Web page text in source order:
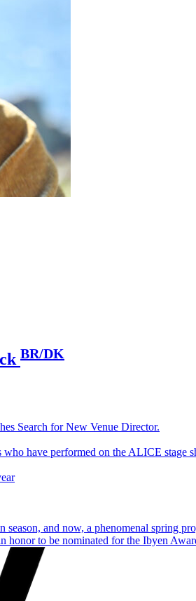
BR/DK
Search for New Venue Director.
have performed on the ALICE stage
and now, a phenomenal spring
to be nominated for the Ibyen